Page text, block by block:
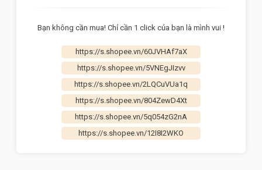
Bạn không cần mua! Chỉ cần 1 click của bạn là mình vui !
https://s.shopee.vn/60JVHAf7aX
https://s.shopee.vn/5VNEgJIzvv
https://s.shopee.vn/2LQCuVUa1q
https://s.shopee.vn/804ZewD4Xt
https://s.shopee.vn/5q054zG2nA
https://s.shopee.vn/12I8I2WKO